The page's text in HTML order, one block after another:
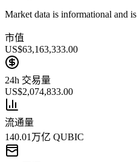
Market data is informational and
市值
US$63,163,333.00
24h 交易量
US$2,074,833.00
流通量
140.01万亿 QUBIC